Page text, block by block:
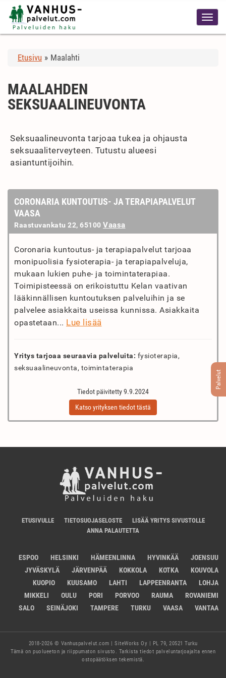
Etusivu » Maalahti
Palvelut
MAALAHDEN
SEKSUAALINEUVONTA
Seksuaalineuvonta tarjoaa tukea ja ohjausta
seksuaaliterveyteen. Tutustu alueesi
asiantuntijoihin.
CORONARIA KUNTOUTUS- JA TERAPIAPALVELUT
VAASA
Raastuvankatu 22, 65100 Vaasa
Coronaria kuntoutus- ja terapiapalvelut tarjoaa
monipuolisia fysioterapia- ja terapiapalveluja,
mukaan lukien puhe- ja toimintaterapiaa.
Toimipisteessä on erikoistuttu Kelan vaativan
lääkinnällisen kuntoutuksen palveluihin ja se
palvelee asiakkaita useissa kunnissa. Asiakkaita
opastetaan... Lue lisää
Yritys tarjoaa seuraavia palveluita: fysioterapia,
seksuaalineuvonta, toimintaterapia
Tiedot päivitetty 9.9.2024
Katso yrityksen tiedot tästä
ETUSIVULLE TIETOSUOJASELOSTE
LISÄÄ YRITYS SIVUSTOLLE
ANNA PALAUTETTA
ESPOO HELSINKI HÄMEENLINNA HYVINKÄÄ
JOENSUU
JYVÄSKYLÄ
JÄRVENPÄÄ KOKKOLA KOTKA
KOUVOLA
KUOPIO
KUUSAMO LAHTI LAPPEENRANTA
LOHJA
MIKKELI
OULU PORI PORVOO RAUMA
ROVANIEMI
SALO
SEINÄJOKI TAMPERE TURKU VAASA VANTAA
2018-2026 © Vanhuspalvelut.com | SiteWorks Oy | PL 79, 20521 Turku
Tämä on puolueeton ja riippumaton sivusto. Tarkista tiedot palveluntarjoajalta ennen
ostopäätöksen tekemistä.